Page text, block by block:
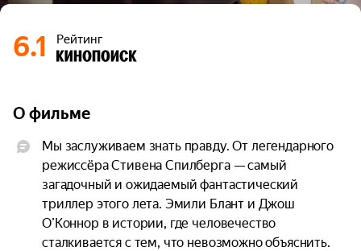
6.1 Рейтинг
О фильме
Мы заслуживаем знать правду. От легендарного
режиссёра Стивена Спилберга — самый
загадочный и ожидаемый фантастический
триллер этого лета. Эмили Блант и Джош
О’Коннор в истории, где человечество
сталкивается с тем, что невозможно объяснить.